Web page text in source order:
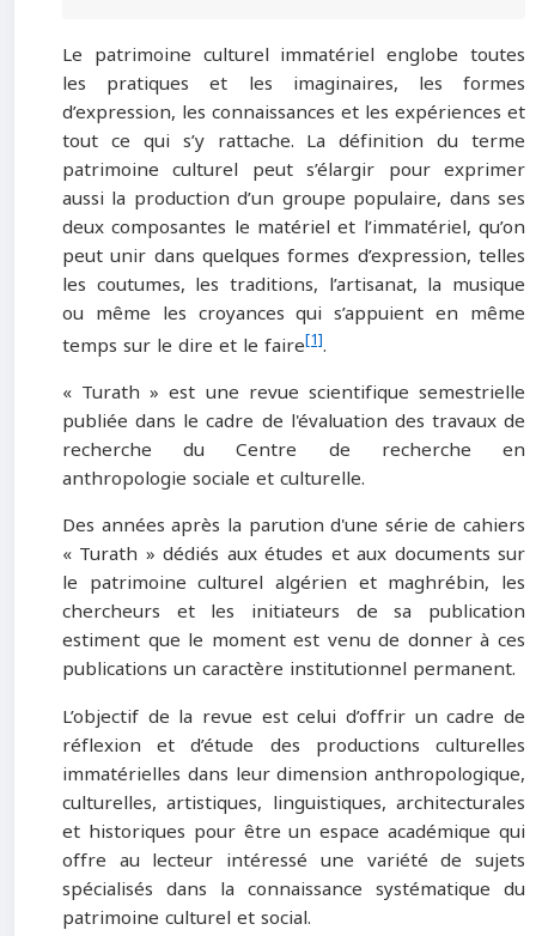
Le patrimoine culturel immatériel englobe toutes
les pratiques et les imaginaires, les formes
d’expression, les connaissances et les expériences et
tout ce qui s’y rattache. La définition du terme
patrimoine culturel peut s’élargir pour exprimer
aussi la production d’un groupe populaire, dans ses
deux composantes le matériel et l’immatériel, qu’on
peut unir dans quelques formes d’expression, telles
les coutumes, les traditions, l’artisanat, la musique
ou même les croyances qui s’appuient en même
temps sur le dire et le faire[1].
« Turath » est une revue scientifique semestrielle
publiée dans le cadre de l'évaluation des travaux de
recherche du Centre de recherche en
anthropologie sociale et culturelle.
Des années après la parution d'une série de cahiers
« Turath » dédiés aux études et aux documents sur
le patrimoine culturel algérien et maghrébin, les
chercheurs et les initiateurs de sa publication
estiment que le moment est venu de donner à ces
publications un caractère institutionnel permanent.
L’objectif de la revue est celui d’offrir un cadre de
réflexion et d’étude des productions culturelles
immatérielles dans leur dimension anthropologique,
culturelles, artistiques, linguistiques, architecturales
et historiques pour être un espace académique qui
offre au lecteur intéressé une variété de sujets
spécialisés dans la connaissance systématique du
patrimoine culturel et social.